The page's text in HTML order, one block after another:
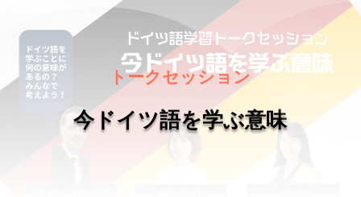
トークセッション
今ドイツ語を学ぶ意味